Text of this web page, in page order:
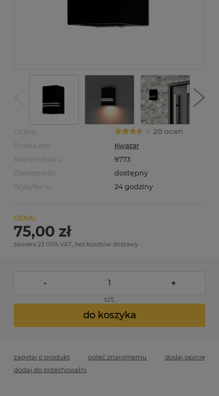
Ocena: 20 ocen
Producent:
Kwazar
Kod produktu:
9773
Dostępność:
dostępny
Wysyłka w:
24 godziny
CENA:
75,00 zł
zawiera 23.00% VAT, bez kosztów dostawy
- +
szt.
do koszyka
zapytaj o produkt poleć znajomemu
dodaj opinię
dodaj do przechowalni